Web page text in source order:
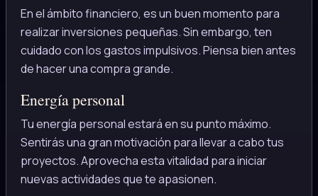
En el ámbito financiero, es un buen momento para
realizar inversiones pequeñas. Sin embargo, ten
cuidado con los gastos impulsivos. Piensa bien antes
de hacer una compra grande.
Energía personal
Tu energía personal estará en su punto máximo.
Sentirás una gran motivación para llevar a cabo tus
proyectos. Aprovecha esta vitalidad para iniciar
nuevas actividades que te apasionen.